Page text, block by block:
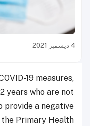
4 ديسمبر 2021
19 measures,
years who are not
provide a negative
the Primary Health